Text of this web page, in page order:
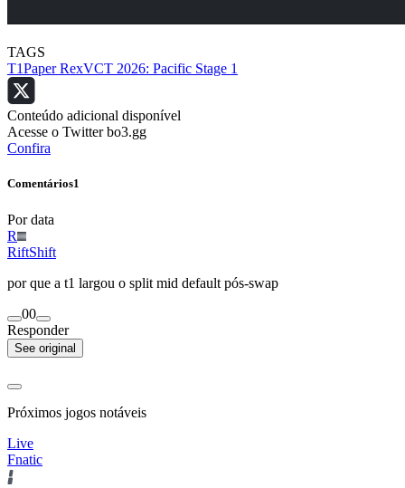
TAGS
T1Paper RexVCT 2026: Pacific Stage 1
Conteúdo adicional disponível
Acesse o Twitter bo3.gg
Confira
Comentários1
Por data
R
RiftShift
por que a t1 largou o split mid default pós-swap
00
Responder
See original
Próximos jogos notáveis
Live
Fnatic